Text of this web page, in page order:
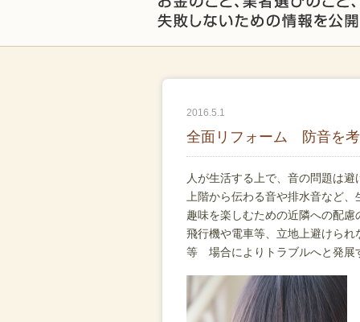
2016.5.1
全面リフォーム 防音を
人が生活する上で、音の問題は避
上階から伝わる音や排水音など、
趣味を楽しむための近隣への配慮
飛行機や電車等、立地上避けられ
等 場合によりトラブルへと発展